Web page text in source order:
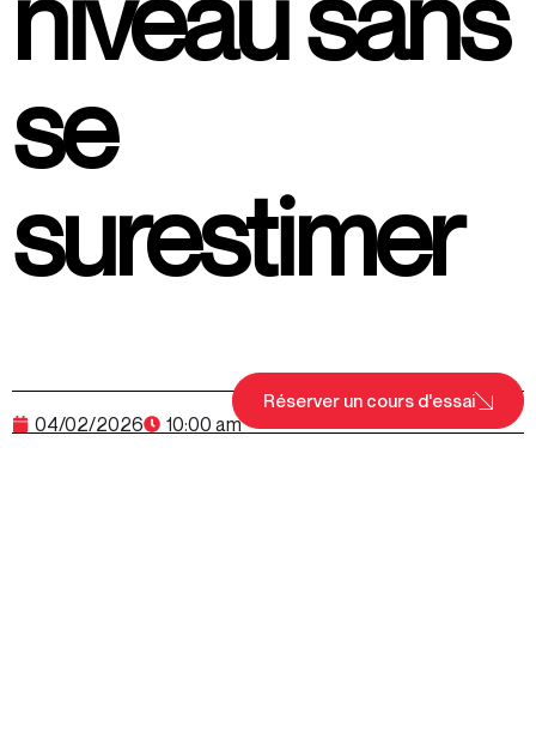
se
surestimer
04/02/2026 10:00 am
Réserver un cours d'essai